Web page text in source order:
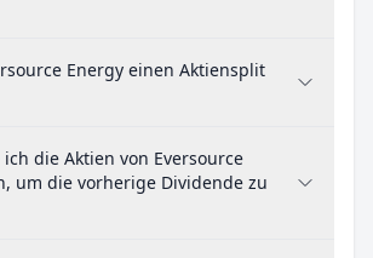
Energy einen Aktiensplit
die Aktien von Eversource
um die vorherige Dividende zu